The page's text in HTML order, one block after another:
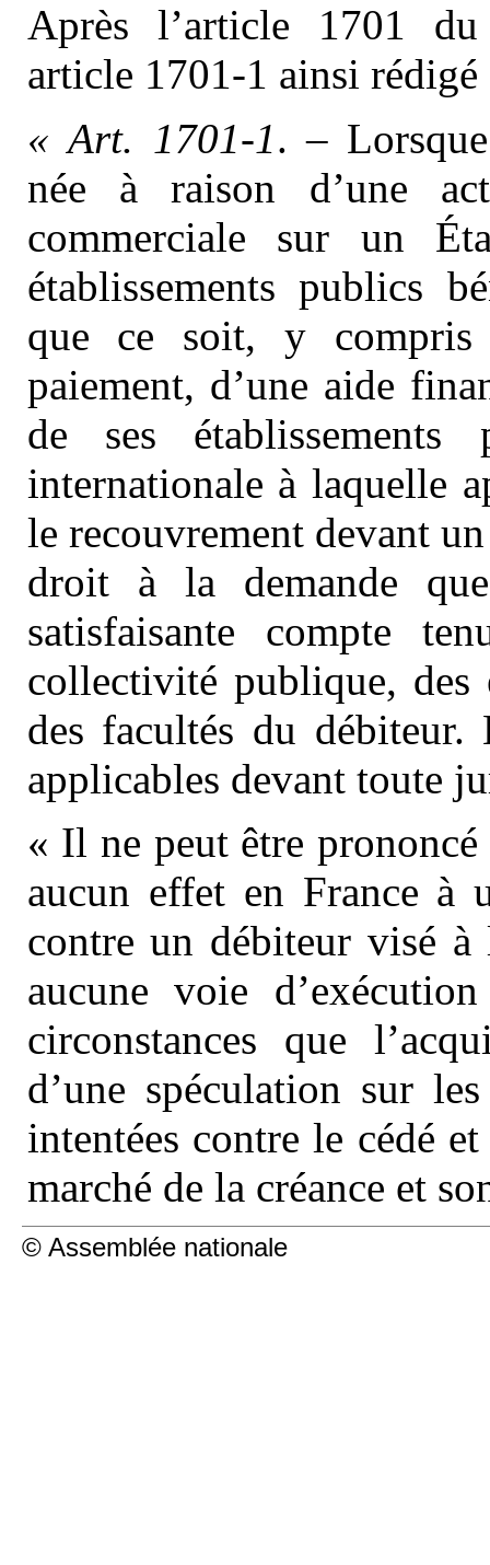
Après l’article 1701
article 1701-1 ainsi rédigé
« Art. 1701-1. –
née à raison d’une
commerciale sur un
établissements publics
que ce soit, y compris
paiement, d’une aide
de ses
internationale à laquelle
le recouvrement devant
droit à la demande
satisfaisante compte
collectivité publique, des
des facultés du débiteur.
applicables devant toute
« Il ne peut être
aucun effet en France à
contre un débiteur visé à
aucune voie
circonstances que
d’une spéculation sur
intentées contre le cédé
marché de la créance et
© Assemblée nationale